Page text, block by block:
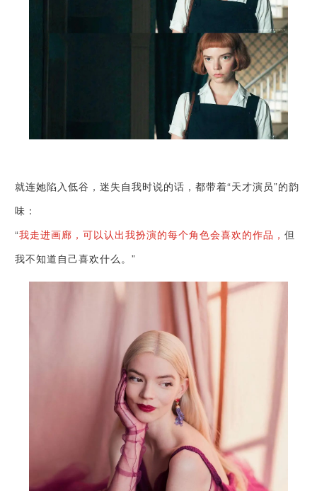
就连她陷入低谷，迷失自我时说的话，都带着“天才演员”的韵
味：
“我走进画廊，可以认出我扮演的每个角色会喜欢的作品，但
我不知道自己喜欢什么。”